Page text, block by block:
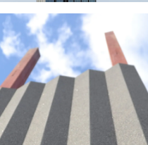
Y ACEPTO LA
POLÍTICA
PRIVACIDAD